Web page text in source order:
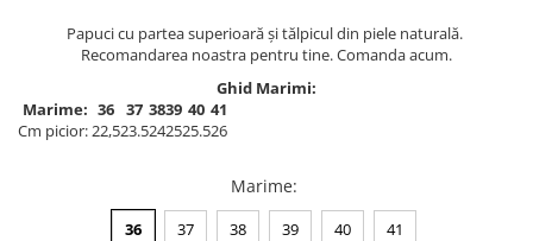
Papuci cu partea superioară şi tălpicul din piele naturală.
Recomandarea noastra pentru tine. Comanda acum.
Ghid Marimi:
Marime: 36 37 3839 40 41
Cm picior: 22,523.5242525.526
Marime:
36 37 38 39 40
41